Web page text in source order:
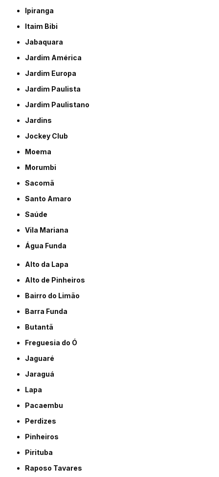
Ipiranga
Itaim Bibi
Jabaquara
Jardim América
Jardim Europa
Jardim Paulista
Jardim Paulistano
Jardins
Jockey Club
Moema
Morumbi
Sacomã
Santo Amaro
Saúde
Vila Mariana
Água Funda
Alto da Lapa
Alto de Pinheiros
Bairro do Limão
Barra Funda
Butantã
Freguesia do Ó
Jaguaré
Jaraguá
Lapa
Pacaembu
Perdizes
Pinheiros
Pirituba
Raposo Tavares